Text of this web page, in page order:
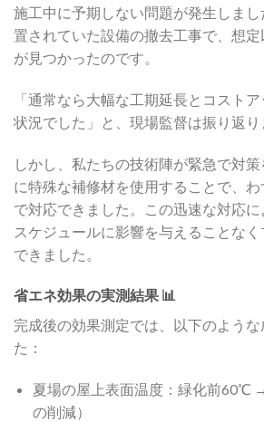
施工中に予期しない問題が発生しま
置されていた設備の撤去工事で、想
が見つかったのです。
「通常なら大幅な工期延長とコスト
状況でした」と、現場監督は振り返り
しかし、私たちの技術陣が緊急で対
に特殊な補修材を使用することで、
で対応できました。この迅速な対応
スケジュールに影響を与えることな
できました。
省エネ効果の実測結果 📊
完成後の効果測定では、以下のよう
た：
夏場の屋上表面温度：緑化前
の削減）